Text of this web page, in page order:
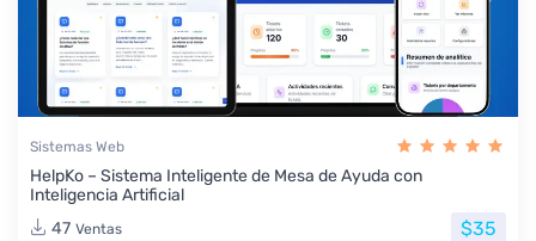
Sistemas Web
HelpKo – Sistema Inteligente de Mesa de Ayuda con
Inteligencia Artificial
47 Ventas $35